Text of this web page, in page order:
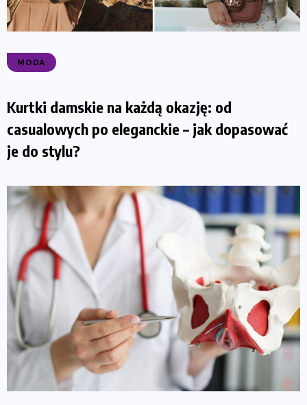
MODA
Kurtki damskie na każdą okazję: od
casualowych po eleganckie – jak dopasować
je do stylu?